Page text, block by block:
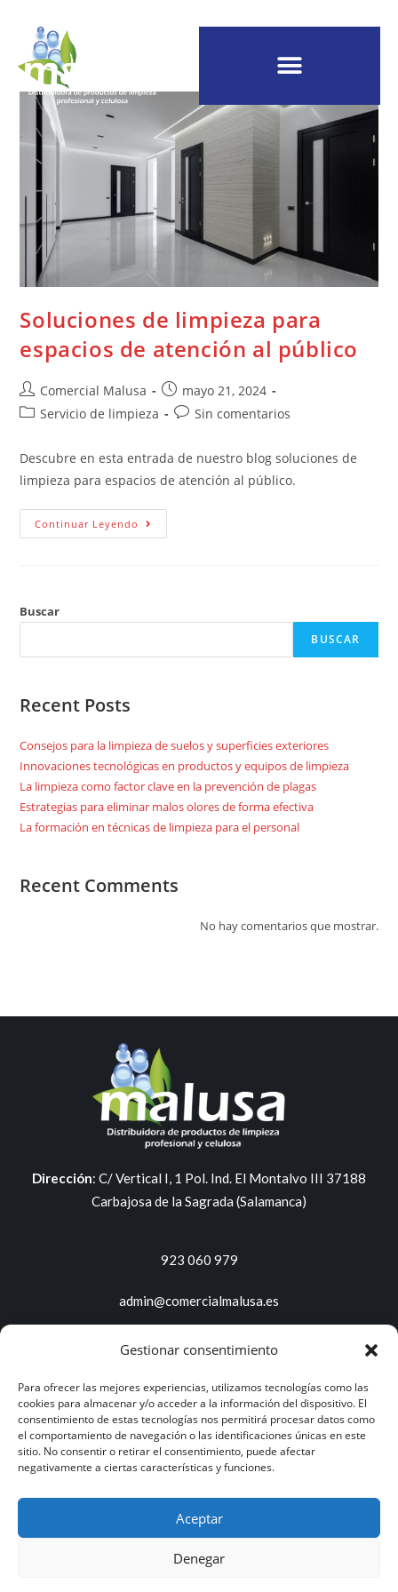
Gestionar consentimiento
Para ofrecer las mejores experiencias, utilizamos tecnologías como las
cookies para almacenar y/o acceder a la información del dispositivo. El
consentimiento de estas tecnologías nos permitirá procesar datos como
el comportamiento de navegación o las identificaciones únicas en este
sitio. No consentir o retirar el consentimiento, puede afectar
negativamente a ciertas características y funciones.
Aceptar
Denegar
Soluciones de limpieza para
espacios de atención al público
Comercial Malusa
mayo 21, 2024
Servicio de limpieza
Sin comentarios
Descubre en esta entrada de nuestro blog soluciones de
limpieza para espacios de atención al público.
Continuar Leyendo
Buscar
BUSCAR
Recent Posts
Consejos para la limpieza de suelos y superficies exteriores
Innovaciones tecnológicas en productos y equipos de limpieza
La limpieza como factor clave en la prevención de plagas
Estrategias para eliminar malos olores de forma efectiva
La formación en técnicas de limpieza para el personal
Recent Comments
No hay comentarios que mostrar.
Dirección: C/ Vertical I, 1 Pol. Ind. El Montalvo III 37188
Carbajosa de la Sagrada (Salamanca)
923 060 979
admin@comercialmalusa.es
Servicios y productos
Proveedor de productos de limpieza
Soluciones de limpieza
Multiclean plus
Catágos de productos